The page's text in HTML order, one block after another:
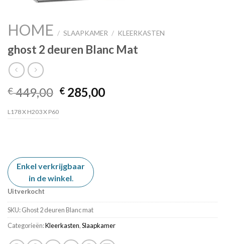
HOME / SLAAPKAMER / KLEERKASTEN
ghost 2 deuren Blanc Mat
€449,00 Oorspronkelijke
€ 285,00Huidige
L178 X H203 X P60
Enkel verkrijgbaar
in de winkel.
Uitverkocht
SKU:Ghost 2 deuren Blanc mat
Categorieën:Kleerkasten,Slaapkamer